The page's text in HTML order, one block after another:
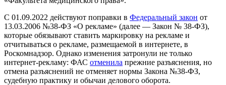
С 01.09.2022 действуют поправки в Федеральный закон от
13.03.2006 №38-ФЗ «О рекламе» (далее — Закон № 38-ФЗ),
которые обязывают ставить маркировку на рекламе и
отчитываться о рекламе, размещаемой в интернете, в
Роскомнадзор. Однако изменения затронули не только
интернет-рекламу: ФАС отменила прежние разъяснения, но
отмена разъяснений не отменяет нормы Закона №38-ФЗ,
судебную практику и обычаи делового оборота.